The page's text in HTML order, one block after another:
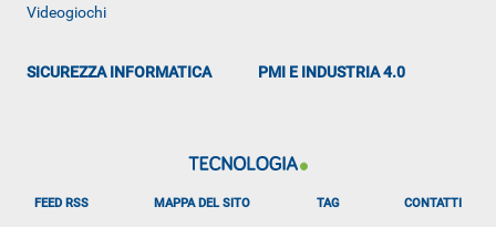
Videogiochi
SICUREZZA INFORMATICA PMI E INDUSTRIA 4.0
FEED RSS MAPPA DEL SITO TAG CONTATTI